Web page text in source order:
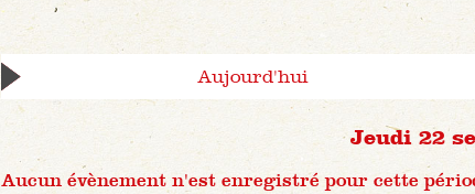
Aujourd'hui
Jeudi 22
Aucun évènement n'est enregistré pour cette